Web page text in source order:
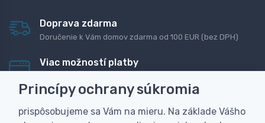
Doprava zdarma
Doručenie k Vám domov zdarma od 100 EUR (bez DPH)
Viac možností platby
dobierku
Personalizácia
Princípy ochrany súkromia
prispôsobujeme sa Vám na mieru. Na základe Vášho